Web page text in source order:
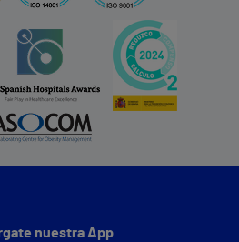
nuestra App